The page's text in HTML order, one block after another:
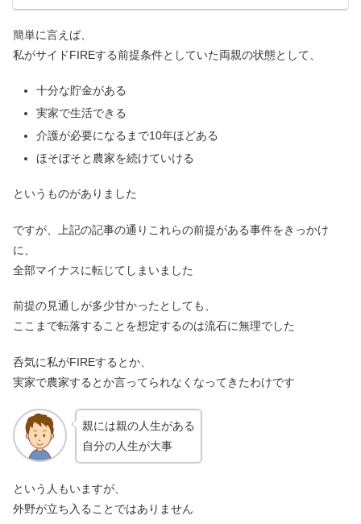
簡単に言えば、
私がサイドFIREする前提条件としていた両親の状態として、
十分な貯金がある
実家で生活できる
介護が必要になるまで10年ほどある
ほそぼそと農家を続けていける
というものがありました
ですが、上記の記事の通りこれらの前提がある事件をきっかけ
に、
全部マイナスに転じてしまいました
前提の見通しが多少甘かったとしても、
ここまで転落することを想定するのは流石に無理でした
呑気に私がFIREするとか、
実家で農家するとか言ってられなくなってきたわけです
親には親の人生がある
自分の人生が大事
という人もいますが、
外野が立ち入ることではありません